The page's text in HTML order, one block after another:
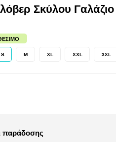
Σκύλου
S M XL XXL 3XL
παράδοσης